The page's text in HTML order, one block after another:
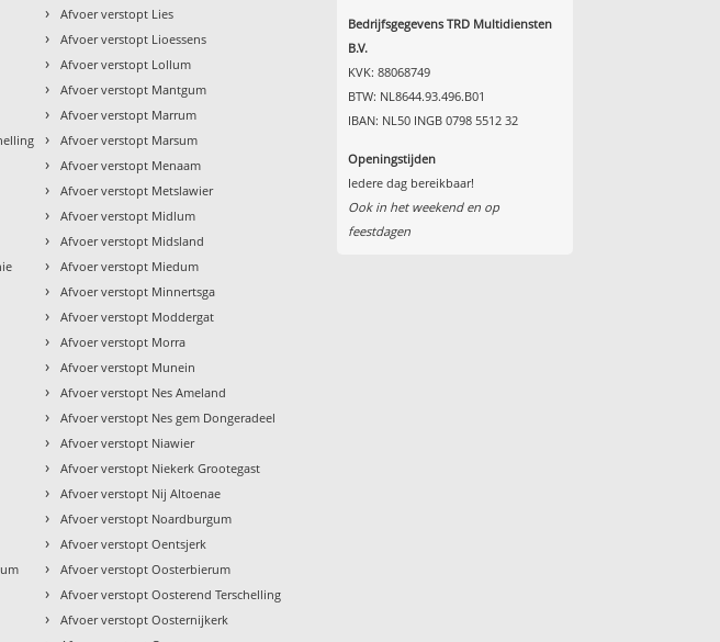
› Afvoer verstopt Lies
› Afvoer verstopt Lioessens
› Afvoer verstopt Lollum
› Afvoer verstopt Mantgum
› Afvoer verstopt Marrum
› Afvoer verstopt Marsum
› Afvoer verstopt Menaam
› Afvoer verstopt Metslawier
› Afvoer verstopt Midlum
› Afvoer verstopt Midsland
› Afvoer verstopt Miedum
› Afvoer verstopt Minnertsga
› Afvoer verstopt Moddergat
› Afvoer verstopt Morra
› Afvoer verstopt Munein
› Afvoer verstopt Nes Ameland
› Afvoer verstopt Nes gem Dongeradeel
› Afvoer verstopt Niawier
› Afvoer verstopt Niekerk Grootegast
› Afvoer verstopt Nij Altoenae
› Afvoer verstopt Noardburgum
› Afvoer verstopt Oentsjerk
› Afvoer verstopt Oosterbierum
› Afvoer verstopt Oosterend Terschelling
› Afvoer verstopt Oosternijkerk
Bedrijfsgegevens TRD Multidiensten
B.V.
KVK: 88068749
BTW: NL8644.93.496.B01
IBAN: NL50 INGB 0798 5512 32
Openingstijden
Iedere dag bereikbaar!
Ook in het weekend en op
feestdagen